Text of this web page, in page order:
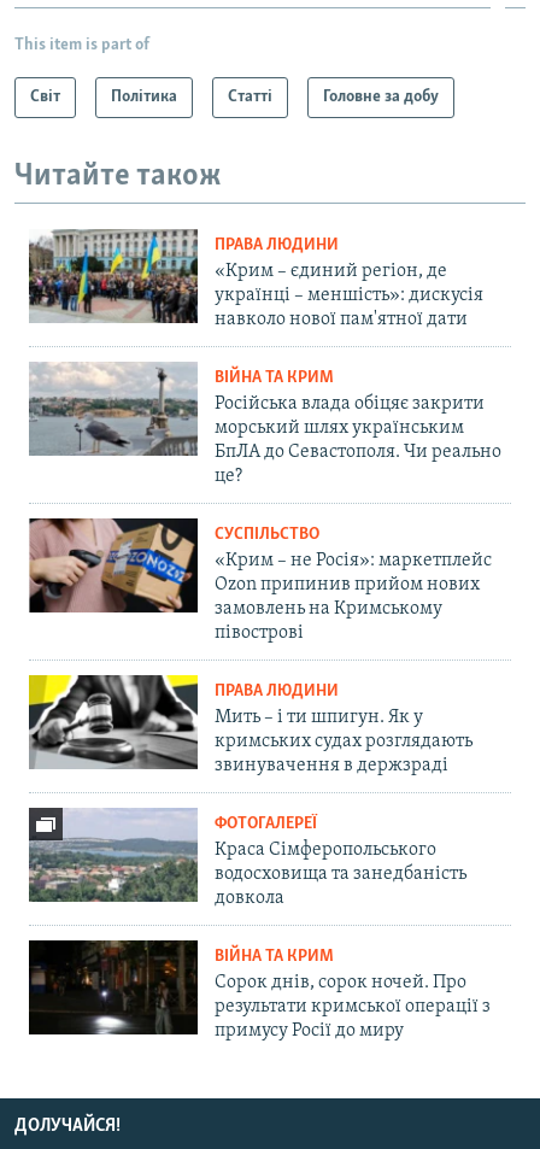
This item is part of
Світ Політика Статті Головне за добу
Читайте також
ПРАВА ЛЮДИНИ
«Крим – єдиний регіон, де
українці – меншість»: дискусія
навколо нової пам'ятної дати
ВІЙНА ТА КРИМ
Російська влада обіцяє закрити
морський шлях українським
БпЛА до Севастополя. Чи реально
це?
СУСПІЛЬСТВО
«Крим – не Росія»: маркетплейс
Ozon припинив прийом нових
замовлень на Кримському
півострові
ПРАВА ЛЮДИНИ
Мить – і ти шпигун. Як у
кримських судах розглядають
звинувачення в держзраді
ФОТОГАЛЕРЕЇ
Краса Сімферопольського
водосховища та занедбаність
довкола
ВІЙНА ТА КРИМ
Сорок днів, сорок ночей. Про
результати кримської операції з
примусу Росії до миру
ДОЛУЧАЙСЯ!